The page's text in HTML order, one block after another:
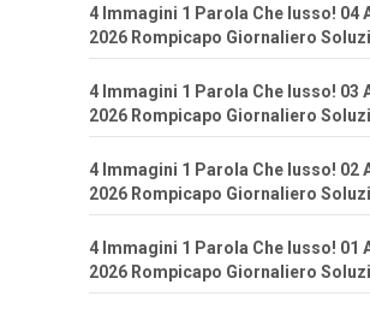
4 Immagini 1 Parola Che lusso! 04
2026 Rompicapo Giornaliero
4 Immagini 1 Parola Che lusso! 03
2026 Rompicapo Giornaliero
4 Immagini 1 Parola Che lusso! 02
2026 Rompicapo Giornaliero
4 Immagini 1 Parola Che lusso! 01
2026 Rompicapo Giornaliero